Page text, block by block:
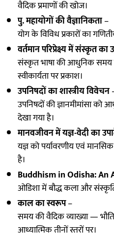
वैदिक प्रमाणों की खोज।
पु. महायोगों की वैज्ञानिकता–
योग के विविध प्रकारों का
वर्तमान परिप्रेक्ष्य में संस्कृत
संस्कृत भाषा की आधुनिक समय
स्वीकार्यता पर प्रकाश।
उपनिषदों का शास्त्रीय विवेचन
उपनिषदों की ज्ञानमीमांसा
देखा गया है।
मानवजीवन में यज्ञ-वेदी का
यज्ञ को पर्यावरणीय एवं
है।
Buddhism in Odisha: An
ओडिशा में बौद्ध कला और
काल का स्वरूप–
समय की वैदिक व्याख्या —
आध्यात्मिक तीनों स्तरों पर।